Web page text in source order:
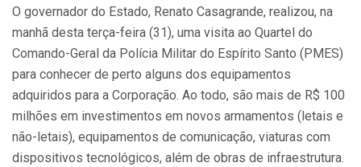
O governador do Estado, Renato Casagrande, realizou, na
manhã desta terça-feira (31), uma visita ao Quartel do
Comando-Geral da Polícia Militar do Espírito Santo (PMES)
para conhecer de perto alguns dos equipamentos
adquiridos para a Corporação. Ao todo, são mais de R$ 100
milhões em investimentos em novos armamentos (letais e
não-letais), equipamentos de comunicação, viaturas com
dispositivos tecnológicos, além de obras de infraestrutura.